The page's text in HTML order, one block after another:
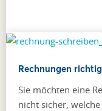
Rechnungen
Sie möchten eine
nicht sicher,